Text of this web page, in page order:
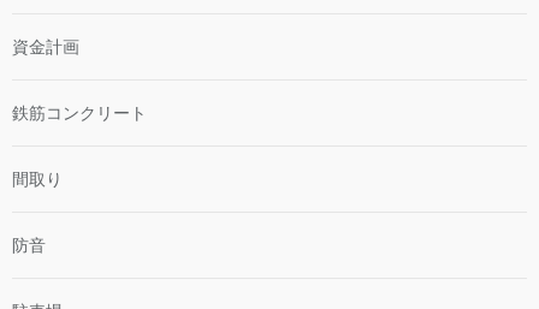
資金計画
鉄筋コンクリート
間取り
防音